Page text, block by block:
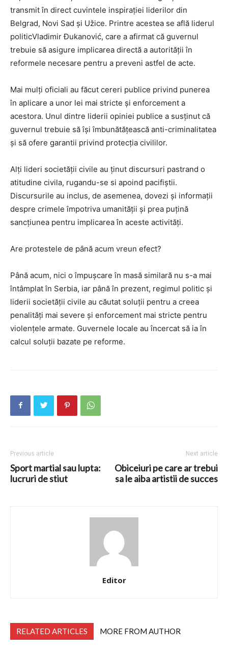
transmit în direct cuvintele inspirației liderilor din
Belgrad, Novi Sad și Užice. Printre acestea se află liderul
politicVladimir Đukanović, care a afirmat că guvernul
trebuie să asigure implicarea directă a autorității în
reformele necesare pentru a preveni astfel de acte.
Mai mulți oficiali au făcut cereri publice privind punerea
în aplicare a unor lei mai stricte și enforcement a
acestora. Unul dintre liderii opiniei publice a susținut că
guvernul trebuie să își îmbunătățească anti-criminalitatea
și să ofere garantii privind protecția civililor.
Alți lideri societății civile au ținut discursuri pastrand o
atitudine civila, rugandu-se si apoind pacifiștii.
Discursurile au inclus, de asemenea, dovezi și informații
despre crimele împotriva umanității și prea puțină
sancțiunea pentru implicarea în aceste activități.
Are protestele de până acum vreun efect?
Până acum, nici o împușcare în masă similară nu s-a mai
întâmplat în Serbia, iar până în prezent, regimul politic și
liderii societății civile au căutat soluții pentru a creea
penalități mai severe și enforcement mai stricte pentru
violențele armate. Guvernele locale au încercat să ia în
calcul soluții bazate pe reforme.
Previous article
Sport martial sau lupta:
lucruri de stiut
Next article
Obiceiuri pe care ar trebui
sa le aiba artistii de succes
Editor
RELATED ARTICLES MORE FROM AUTHOR